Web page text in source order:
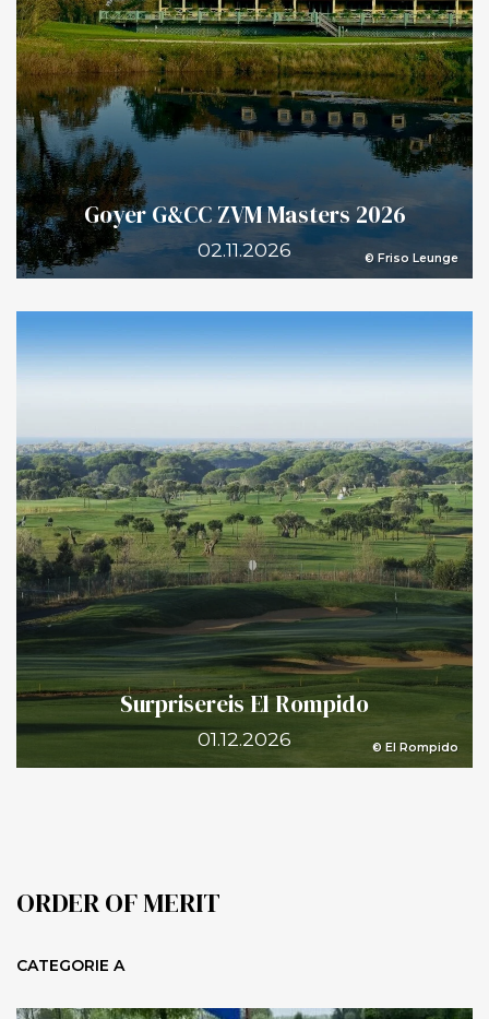
© Friso Leunge
Goyer G&CC ZVM Masters 2026
02.11.2026
© El Rompido
Surprisereis El Rompido
01.12.2026
ORDER OF MERIT
CATEGORIE A